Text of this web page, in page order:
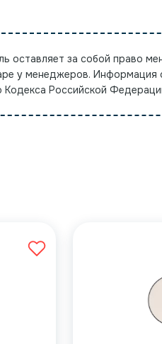
оставляет за собой право
у менеджеров. Информация
Кодекса Российской